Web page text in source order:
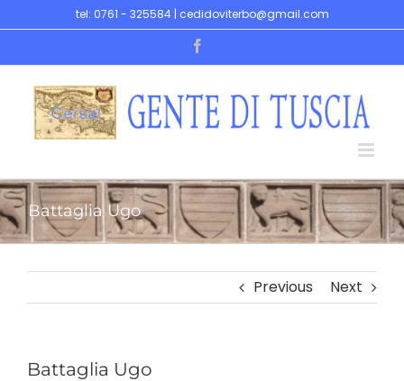
to
tel: 0761 - 325584 | cedidoviterbo@gmail.com
Battaglia Ugo
Previous Next
Battaglia Ugo